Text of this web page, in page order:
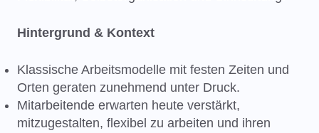
Hintergrund & Kontext
Klassische Arbeitsmodelle mit festen Zeiten und
Orten geraten zunehmend unter Druck.
Mitarbeitende erwarten heute verstärkt,
mitzugestalten, flexibel zu arbeiten und ihren